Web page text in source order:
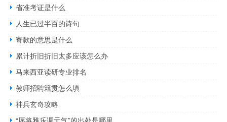
省准考证是什么
人生已过半百的诗句
寄款的意思是什么
累计折旧折旧太多应该怎么办
马来西亚读研专业排名
教师招聘籍贯怎么填
神兵玄奇攻略
“愿将雅乐调元气”的出处是哪里